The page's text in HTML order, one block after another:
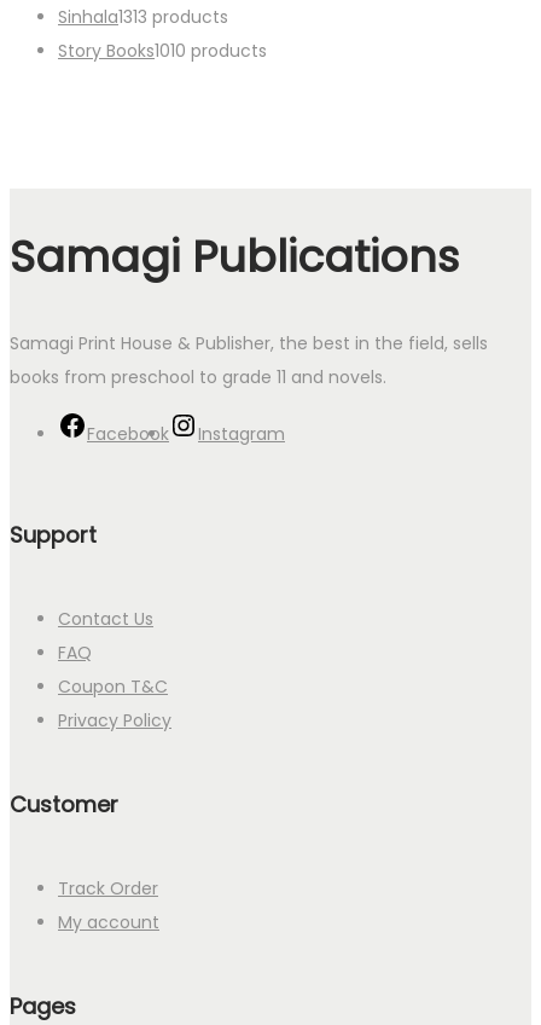
Sinhala1313 products
Story Books1010 products
Samagi Publications
Samagi Print House & Publisher, the best in the field, sells
books from preschool to grade 11 and novels.
Facebook Instagram
Support
Contact Us
FAQ
Coupon T&C
Privacy Policy
Customer
Track Order
My account
Pages